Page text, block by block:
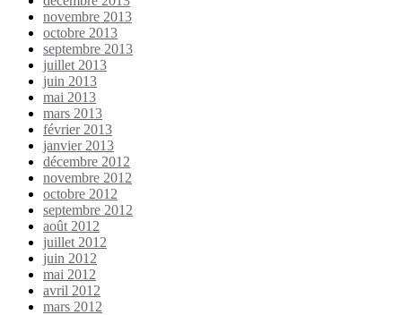
novembre 2013
octobre 2013
septembre 2013
juillet 2013
juin 2013
mai 2013
mars 2013
février 2013
janvier 2013
décembre 2012
novembre 2012
octobre 2012
septembre 2012
août 2012
juillet 2012
juin 2012
mai 2012
avril 2012
mars 2012